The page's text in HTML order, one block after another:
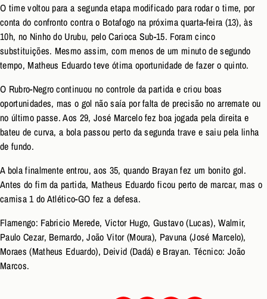
O time voltou para a segunda etapa modificado para rodar o time, por
conta do confronto contra o Botafogo na próxima quarta-feira (13), às
10h, no Ninho do Urubu, pelo Carioca Sub-15. Foram cinco
substituições. Mesmo assim, com menos de um minuto de segundo
tempo, Matheus Eduardo teve ótima oportunidade de fazer o quinto.
O Rubro-Negro continuou no controle da partida e criou boas
oportunidades, mas o gol não saía por falta de precisão no arremate ou
no último passe. Aos 29, José Marcelo fez boa jogada pela direita e
bateu de curva, a bola passou perto da segunda trave e saiu pela linha
de fundo.
A bola finalmente entrou, aos 35, quando Brayan fez um bonito gol.
Antes do fim da partida, Matheus Eduardo ficou perto de marcar, mas o
camisa 1 do Atlético-GO fez a defesa.
Flamengo: Fabricio Merede, Victor Hugo, Gustavo (Lucas), Walmir,
Paulo Cezar, Bernardo, João Vitor (Moura), Pavuna (José Marcelo),
Moraes (Matheus Eduardo), Deivid (Dadá) e Brayan. Técnico: João
Marcos.